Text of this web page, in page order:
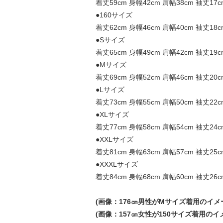
着丈59cm 身幅42cm 肩幅38cm 袖丈
●160サイズ
着丈62cm 身幅46cm 肩幅40cm 袖丈
●Sサイズ
着丈65cm 身幅49cm 肩幅42cm 袖丈
●Mサイズ
着丈69cm 身幅52cm 肩幅46cm 袖丈
●Lサイズ
着丈73cm 身幅55cm 肩幅50cm 袖丈
●XLサイズ
着丈77cm 身幅58cm 肩幅54cm 袖丈
●XXLサイズ
着丈81cm 身幅63cm 肩幅57cm 袖丈
●XXXLサイズ
着丈84cm 身幅68cm 肩幅60cm 袖丈
(画像：176㎝男性がMサイズ着用のイメ
(画像：157㎝女性が150サイズ着用のイ